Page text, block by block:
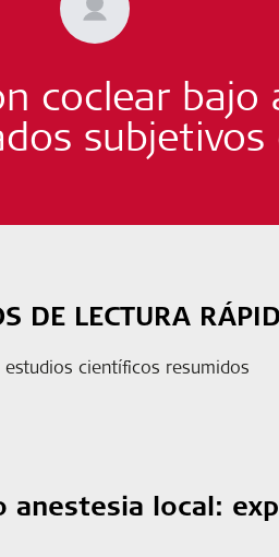
Suscríbete ahora
Spanish – Spain
Síganos
coclear bajo
DE LECTURA
estudios científicos resumidos
local: